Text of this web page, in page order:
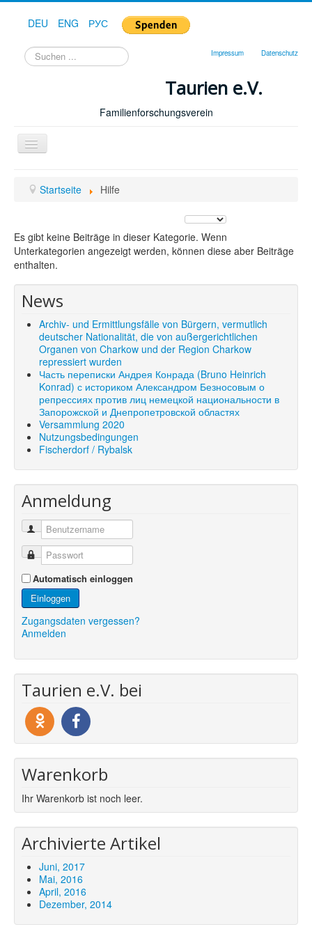
DEU ENG РУС
Suchen
...
Impressum Datenschutz
Taurien e.V.
Familienforschungsverein
Toggle
Navigation
Geschichte
Downloads
Publikationen
Shop
Über uns
Startseite Hilfe
Anzeige #
Es gibt keine Beiträge in dieser Kategorie. Wenn
Unterkategorien angezeigt werden, können diese aber Beiträge
enthalten.
News
Archiv- und Ermittlungsfälle von Bürgern, vermutlich
deutscher Nationalität, die von außergerichtlichen
Organen von Charkow und der Region Charkow
repressiert wurden
Часть переписки Андрея Конрада (Bruno Heinrich
Konrad) с историком Александром Безносовым о
репрессиях против лиц немецкой национальности в
Запорожской и Днепропетровской областях
Versammlung 2020
Nutzungsbedingungen
Fischerdorf / Rybalsk
Anmeldung
Automatisch einloggen
Einloggen
Zugangsdaten vergessen?
Anmelden
Taurien e.V. bei
Warenkorb
Ihr Warenkorb ist noch leer.
Archivierte Artikel
Juni, 2017
Mai, 2016
April, 2016
Dezember, 2014